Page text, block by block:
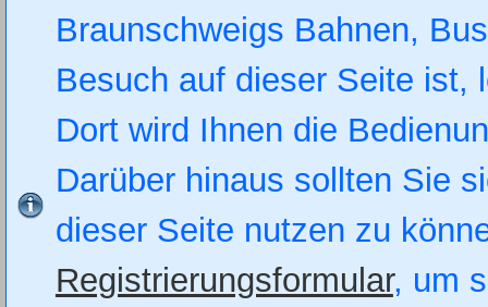
Braunschweigs Bahnen,
Besuch auf dieser Seite
Dort wird Ihnen die
Darüber hinaus sollten Sie
dieser Seite nutzen zu
Registrierungsformular, um